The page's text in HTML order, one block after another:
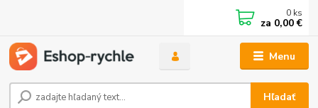
Menu
Hľadať
0 ks
za 0,00 €